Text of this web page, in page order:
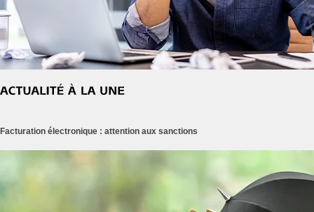
Facturation électronique : attention aux sanctions